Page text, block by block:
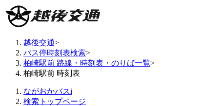
越後交通>
バス停時刻表検索>
柏崎駅前 路線・時刻表・のりば一覧>
柏崎駅前 時刻表
ながおかバスi
検索トップページ